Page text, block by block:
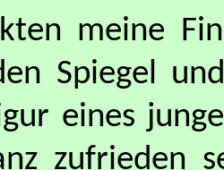
meine
Spiegel
eines
zufrieden